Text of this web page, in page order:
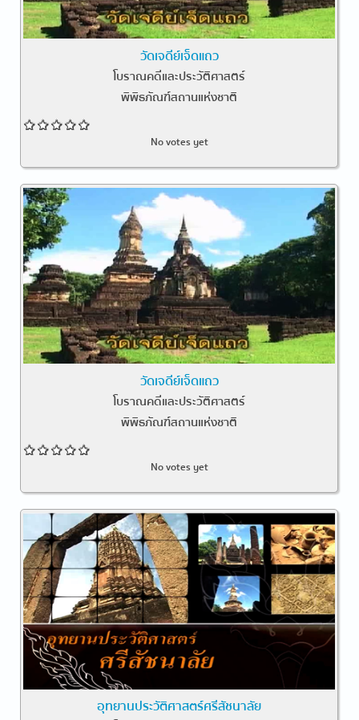
วัดเจดีย์เจ็ดแถว
โบราณคดีและประวัติศาสตร์
พิพิธภัณฑ์สถานแห่งชาติ
No votes yet
วัดเจดีย์เจ็ดแถว
โบราณคดีและประวัติศาสตร์
พิพิธภัณฑ์สถานแห่งชาติ
No votes yet
อุทยานประวัติศาสตร์ศรีสัชนาลัย